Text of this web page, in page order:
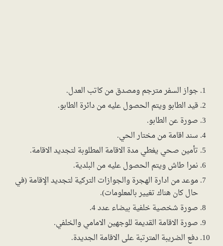
جواز السفر مترجم ومصدق من كاتب العدل.
قيد الطابو ويتم الحصول عليه من دائرة الطابو.
صورة عن الطابو.
سند اقامة من مختار الحي.
تأمين صحي يغطي مدة الاقامة المطلوبة لتجديد الاقامة.
نمرا طاش ويتم الحصول عليه من البلدية.
موعد من ادارة الهجرة والجوازات التركية لتجديد الإقامة (في
حال كان هناك تغيير بالمعلومات).
صورة شخصية خلفية بيضاء عدد 4.
صورة الاقامة القديمة للوجهين الامامي والخلفي.
دفع الضريبة المترتبة على الاقامة الجديدة.